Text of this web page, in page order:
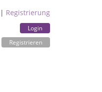
| Registrierung
Login
Registrieren